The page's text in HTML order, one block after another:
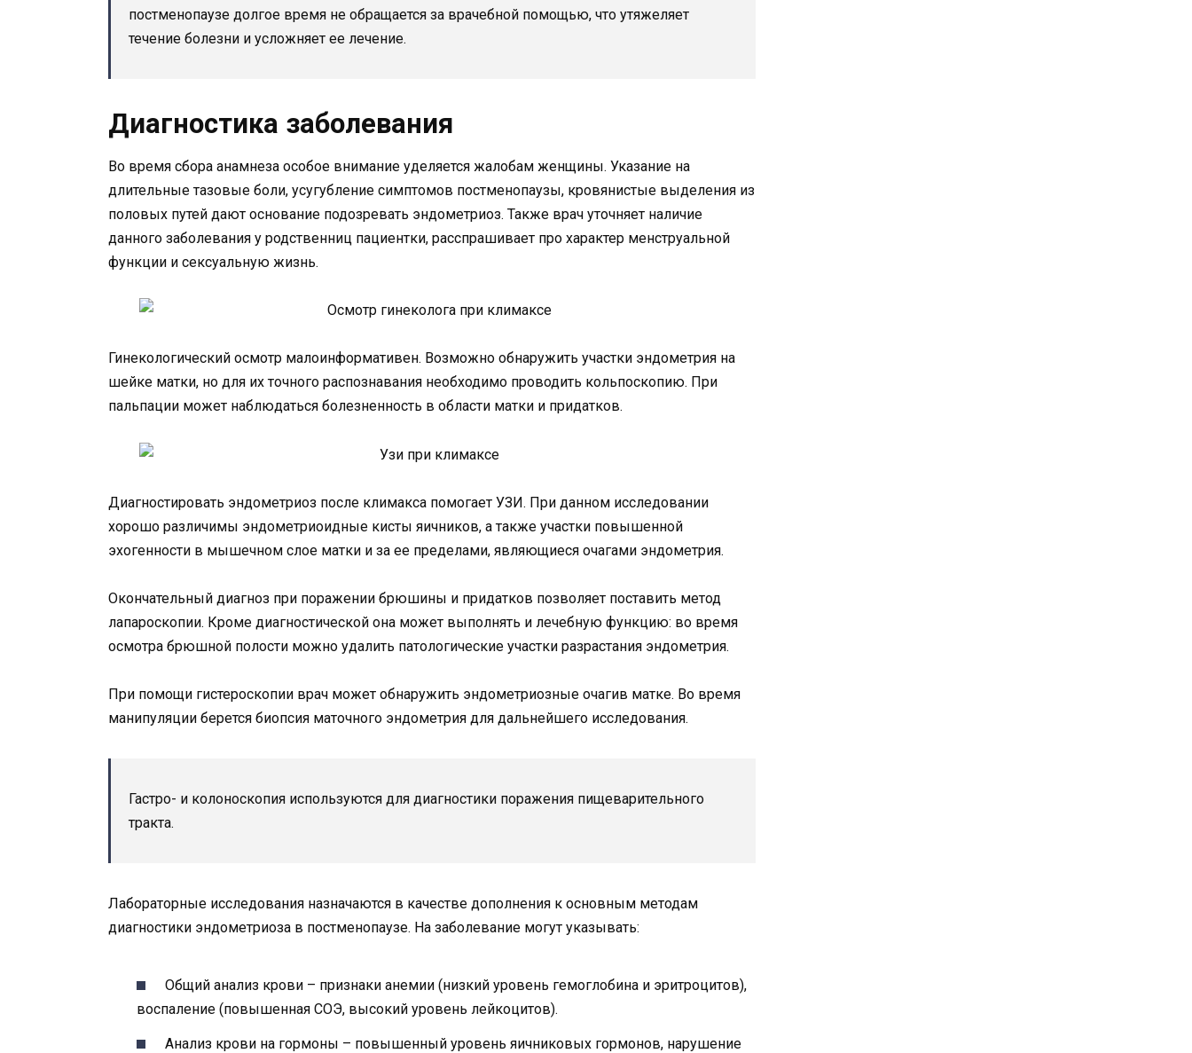
постменопаузе долгое время не обращается за врачебной помощью, что утяжеляет
течение болезни и усложняет ее лечение.
Диагностика заболевания
Во время сбора анамнеза особое внимание уделяется жалобам женщины. Указание на
длительные тазовые боли, усугубление симптомов постменопаузы, кровянистые выделения из
половых путей дают основание подозревать эндометриоз. Также врач уточняет наличие
данного заболевания у родственниц пациентки, расспрашивает про характер менструальной
функции и сексуальную жизнь.
Гинекологический осмотр малоинформативен. Возможно обнаружить участки эндометрия на
шейке матки, но для их точного распознавания необходимо проводить кольпоскопию. При
пальпации может наблюдаться болезненность в области матки и придатков.
Диагностировать эндометриоз после климакса помогает УЗИ. При данном исследовании
хорошо различимы эндометриоидные кисты яичников, а также участки повышенной
эхогенности в мышечном слое матки и за ее пределами, являющиеся очагами эндометрия.
Окончательный диагноз при поражении брюшины и придатков позволяет поставить метод
лапароскопии. Кроме диагностической она может выполнять и лечебную функцию: во время
осмотра брюшной полости можно удалить патологические участки разрастания эндометрия.
При помощи гистероскопии врач может обнаружить эндометриозные очагив матке. Во время
манипуляции берется биопсия маточного эндометрия для дальнейшего исследования.
Гастро- и колоноскопия используются для диагностики поражения пищеварительного
тракта.
Лабораторные исследования назначаются в качестве дополнения к основным методам
диагностики эндометриоза в постменопаузе. На заболевание могут указывать:
Общий анализ крови – признаки анемии (низкий уровень гемоглобина и эритроцитов),
воспаление (повышенная СОЭ, высокий уровень лейкоцитов).
Анализ крови на гормоны – повышенный уровень яичниковых гормонов, нарушение